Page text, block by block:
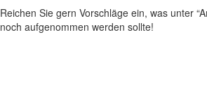
Reichen Sie gern Vorschläge ein, was unter
noch aufgenommen werden sollte!